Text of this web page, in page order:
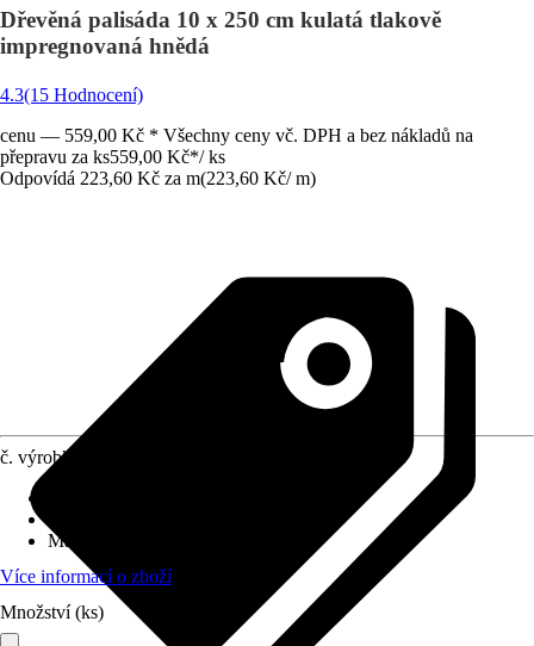
Dřevěná palisáda 10 x 250 cm kulatá tlakově
impregnovaná hnědá
4.3(15 Hodnocení)
cenu — 559,00 Kč * Všechny ceny vč. DPH a bez nákladů na
přepravu za ks559,00 Kč*/ ks
Odpovídá 223,60 Kč za m(223,60 Kč/ m)
č. výrobku
Materiál
Více informací o zboží
Množství (ks)